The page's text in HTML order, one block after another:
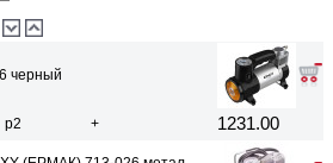
черный
р2 + 1231.00